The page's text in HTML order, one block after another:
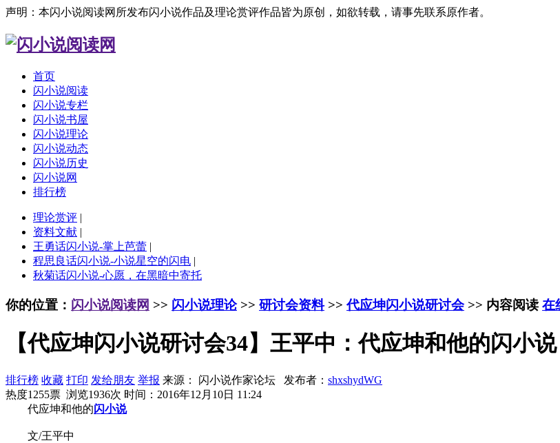
声明：本闪小说阅读网所发布闪小说作品及理论赏评作品皆为原创，如欲转载，请事先联系原作者。
首页
闪小说阅读
闪小说专栏
闪小说书屋
闪小说理论
闪小说动态
闪小说历史
闪小说网
排行榜
理论赏评 |
资料文献 |
王勇话闪小说-掌上芭蕾 |
程思良话闪小说-小说星空的闪电 |
秋菊话闪小说-心愿，在黑暗中寄托
你的位置： 闪小说阅读网 >> 闪小说理论>> 研讨会资料>>代应坤闪小说研讨会>> 内容阅读 在
【代应坤闪小说研讨会34】王平中：代应坤和他的闪小说
排行榜 收藏 打印 发给朋友 举报 来源： 闪小说作家论坛 发布者： shxshydWG
热度1255票 浏览1936次 时间：2016年12月10日 11:24
代应坤和他的闪小说
文/王平中